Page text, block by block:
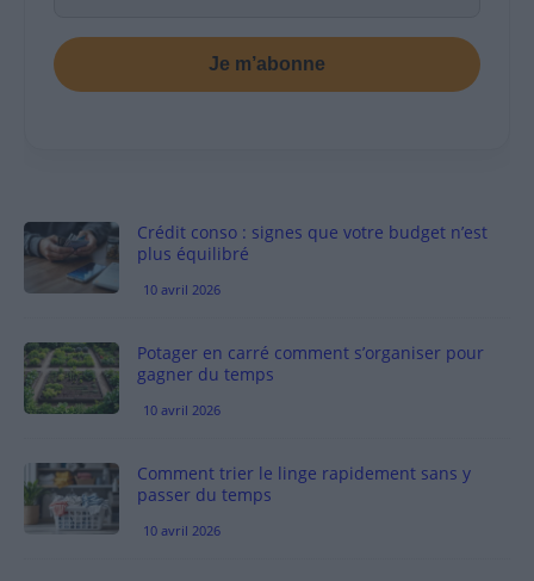
Je m’abonne
Crédit conso : signes que votre budget n’est
plus équilibré
10 avril 2026
Potager en carré comment s’organiser pour
gagner du temps
10 avril 2026
Comment trier le linge rapidement sans y
passer du temps
10 avril 2026